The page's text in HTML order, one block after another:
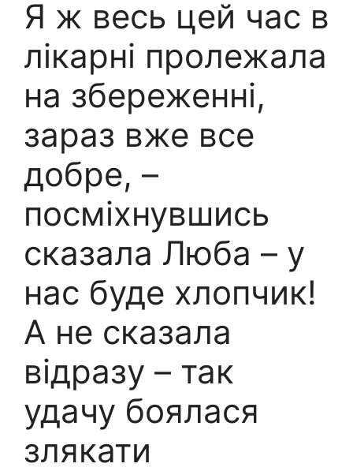
Я ж весь цей час в
лікарні пролежала
на збереженні,
зараз вже все
добре, –
посміхнувшись
сказала Люба – у
нас буде хлопчик!
А не сказала
відразу – так
удачу боялася
злякати